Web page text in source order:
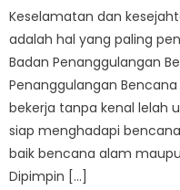
Keselamatan dan
adalah hal yang paling
Badan Penanggulangan
Penanggulangan
bekerja tanpa kenal lelah
siap menghadapi
baik bencana alam
Dipimpin […]